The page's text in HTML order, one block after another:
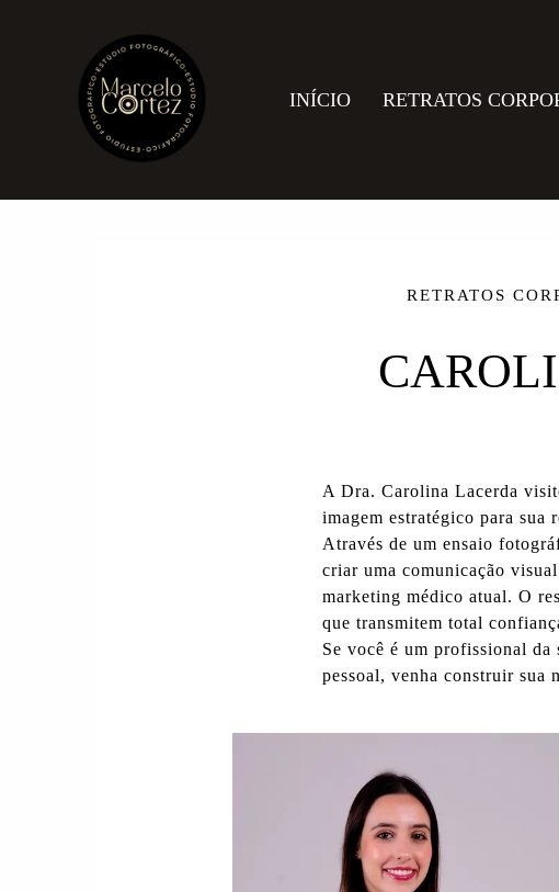
INÍCIO RETRATOS
RETRATOS
A Dra. Carolina Lacerda
imagem estratégico para sua
Através de um ensaio
criar uma comunicação
marketing médico atual. O
que transmitem total
Se você é um profissional
pessoal, venha construir sua